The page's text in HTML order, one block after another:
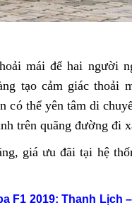
mái để hai người
tạo cảm giác thoải
có thể yên tâm di
trên quãng đường đi
giá ưu đãi tại hệ
F1 2019: Thanh Lịch